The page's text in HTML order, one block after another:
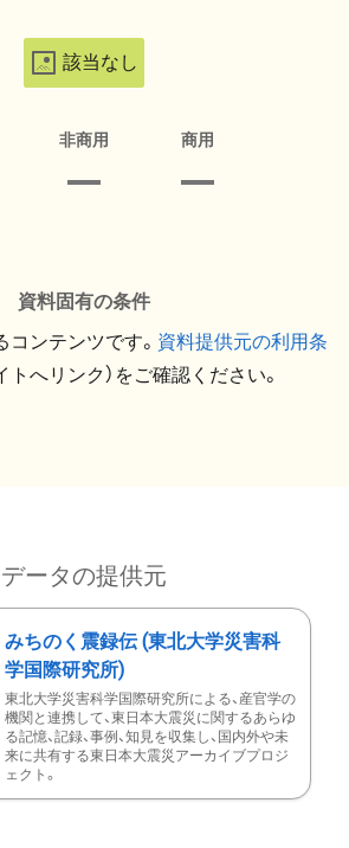
該当なし
非商用 商用
資料固有の条件
ンテンツです。 資料提供元の利用条
トへリンク）をご確認ください。
データの提供元
みちのく震録伝 (東北大学災害科
学国際研究所)
東北大学災害科学国際研究所による、産官学の
機関と連携して、東日本大震災に関するあらゆ
る記憶、記録、事例、知見を収集し、国内外や未
来に共有する東日本大震災アーカイブプロジ
ェクト。